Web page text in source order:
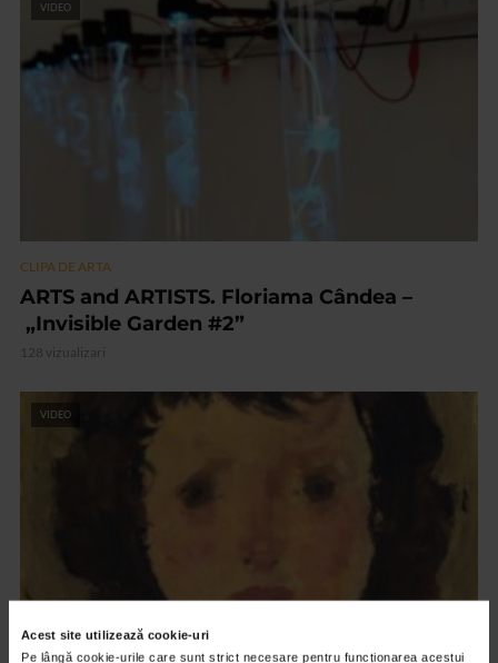
Acest site utilizează cookie-uri
Pe lângă cookie-urile care sunt strict necesare pentru funcționarea acestui
VIDEO
CLIPA DE ARTA
ARTS and ARTISTS. Floriama Cândea –
„Invisible Garden #2”
128 vizualizari
VIDEO